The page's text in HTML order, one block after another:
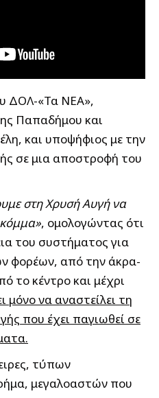
ΔΟΛ-«Τα ΝΕΑ»,
Παπαδήμου και
και υποψήφιος με την
σε μια αποστροφή του
στη Χρυσή Αυγή να
κόμμα», ομολογώντας ότι
του συστήματος για
φορέων, από την άκρα-
το κέντρο και μέχρι
μόνο να αναστείλει τη
που έχει παγιωθεί σε
τύπων
μεγαλοαστών που